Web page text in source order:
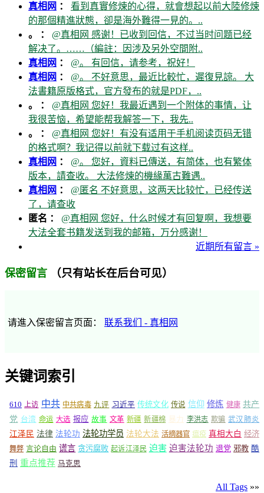
真相网 ： 看到真實修煉的心得，就會想起以前大陸修煉
的那個精進狀態，卻是海外難得一見的。..
。 ： @真相网 感谢！已收到回信，不过当时问题已经
解决了。……（編註：因涉及另外空間附..
真相网 ： @。 有回信，请参考，祝好！
真相网 ： @。 不好意思，最近比較忙，遲復見諒。 大
法書籍原版格式，官方發布的就是PDF，..
。 ： @真相网 您好！我最近遇到一个附体的事情，让
我很苦恼，希望能帮我解答一下，我先..
。 ： @真相网 您好！有没有适用于手机阅读页码无错
的格式啊？我记得以前就下载过有这样..
真相网 ： @。 您好，資料已傳送，有简体，也有繁体
版本，請查收。 大法修煉的機緣萬古難遇..
真相网 ： @匿名 不好意思，这两天比较忙，已经传送
了，请查收
匿名 ： @真相网 您好，什么时候才有回复啊，我想要
大法全套书籍发送到我的邮箱，万分感谢！
近期所有留言 »
保密留言 （只有站长在后台可见）
请進入保密留言页面： 联系我们 - 真相网
关键词索引
610 上访 中共 中共病毒 九评 习近平 传统文化 传说 信仰 修炼 健康 共产
党 台湾 命运 大选 报应 故事 文革 新疆 新疆棉 暴力 李洪志 欺骗 武汉肺炎
江泽民 法律 法轮功 法轮功学员 法轮大法 活摘器官 瘟疫 真相大白 经济
舞弊 言论自由 谎言 贪污腐败 起诉江泽民 迫害 迫害法轮功 退党 邪教 酷
刑 重点推荐 马克思
All Tags »»